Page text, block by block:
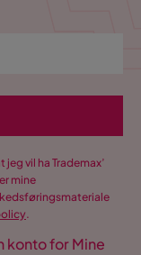
vil ha Trademax’
mine
.
konto for Mine